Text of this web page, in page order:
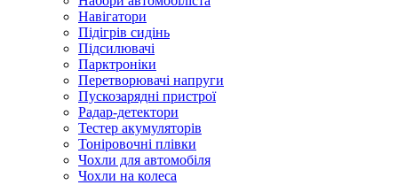
Навігатори
Підігрів сидінь
Підсилювачі
Парктроніки
Перетворювачі напруги
Пускозарядні пристрої
Радар-детектори
Тестер акумуляторів
Тоніровочні плівки
Чохли для автомобіля
Чохли на колеса